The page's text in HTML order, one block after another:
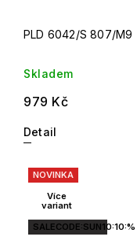
PLD 6042/S 807/M9
Skladem
979 Kč
Detail
NOVINKA
Více
variant
SALECODE:SUN10:10:%